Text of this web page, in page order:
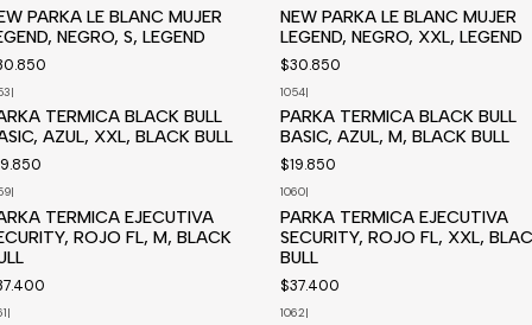
PARKA LE BLANC MUJER
NEGRO, S, LEGEND
NEW PARKA LE BLANC MUJER
LEGEND, NEGRO, XXL, LEGEND
$30.850
|
TERMICA BLACK BULL
AZUL, XXL, BLACK BULL
1054|
PARKA TERMICA BLACK BULL
BASIC, AZUL, M, BLACK BULL
$19.850
|
TERMICA EJECUTIVA
ROJO FL, M, BLACK
1060|
PARKA TERMICA EJECUTIVA
SECURITY, ROJO FL, XXL,
BULL
$37.400
| 1062|